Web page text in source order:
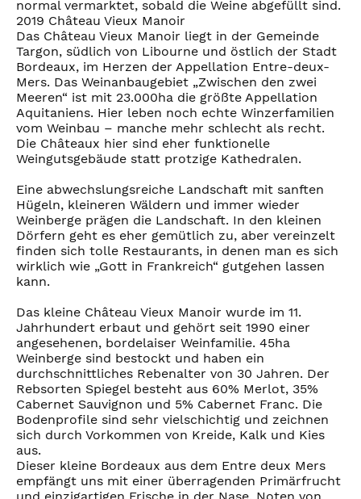
normal vermarktet, sobald die Weine abgefüllt sind.
2019 Château Vieux Manoir
Das Château Vieux Manoir liegt in der Gemeinde
Targon, südlich von Libourne und östlich der Stadt
Bordeaux, im Herzen der Appellation Entre-deux-
Mers. Das Weinanbaugebiet „Zwischen den zwei
Meeren“ ist mit 23.000ha die größte Appellation
Aquitaniens. Hier leben noch echte Winzerfamilien
vom Weinbau – manche mehr schlecht als recht.
Die Châteaux hier sind eher funktionelle
Weingutsgebäude statt protzige Kathedralen.
Eine abwechslungsreiche Landschaft mit sanften
Hügeln, kleineren Wäldern und immer wieder
Weinberge prägen die Landschaft. In den kleinen
Dörfern geht es eher gemütlich zu, aber vereinzelt
finden sich tolle Restaurants, in denen man es sich
wirklich wie „Gott in Frankreich“ gutgehen lassen
kann.
Das kleine Château Vieux Manoir wurde im 11.
Jahrhundert erbaut und gehört seit 1990 einer
angesehenen, bordelaiser Weinfamilie. 45ha
Weinberge sind bestockt und haben ein
durchschnittliches Rebenalter von 30 Jahren. Der
Rebsorten Spiegel besteht aus 60% Merlot, 35%
Cabernet Sauvignon und 5% Cabernet Franc. Die
Bodenprofile sind sehr vielschichtig und zeichnen
sich durch Vorkommen von Kreide, Kalk und Kies
aus.
Dieser kleine Bordeaux aus dem Entre deux Mers
empfängt uns mit einer überragenden Primärfrucht